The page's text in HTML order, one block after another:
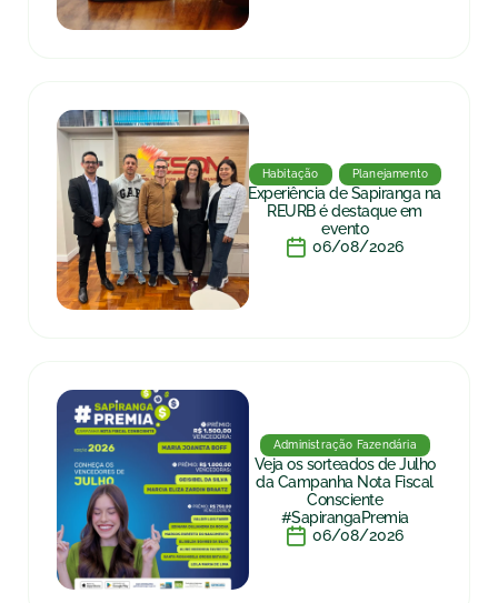
Habitação Planejamento
Experiência de Sapiranga na
REURB é destaque em
evento
06/08/2026
Administração Fazendária
Veja os sorteados de Julho
da Campanha Nota Fiscal
Consciente
#SapirangaPremia
06/08/2026